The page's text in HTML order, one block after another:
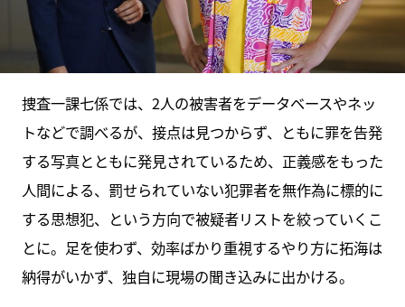
捜査一課七係では、2人の被害者をデータベースやネッ
トなどで調べるが、接点は見つからず、ともに罪を告発
する写真とともに発見されているため、正義感をもった
人間による、罰せられていない犯罪者を無作為に標的に
する思想犯、という方向で被疑者リストを絞っていくこ
とに。足を使わず、効率ばかり重視するやり方に拓海は
納得がいかず、独自に現場の聞き込みに出かける。